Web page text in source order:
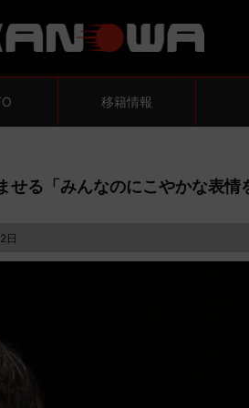
移籍情報
せる「みんなのにこやかな表情
日